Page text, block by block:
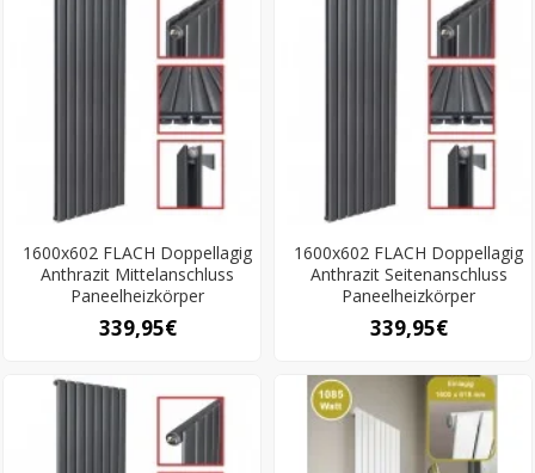
1600x602 FLACH Doppellagig
Anthrazit Mittelanschluss
Paneelheizkörper
339,95€
1600x602 FLACH Doppellagig
Anthrazit Seitenanschluss
Paneelheizkörper
339,95€